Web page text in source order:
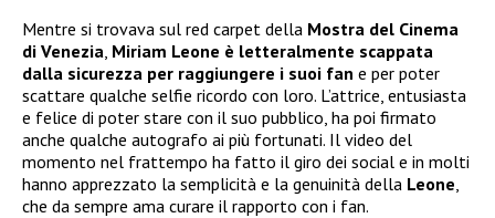
Mentre si trovava sul red carpet della Mostra del Cinema
di Venezia Miriam Leone è letteralmente scappata
dalla sicurezza per raggiungere i suoi fan e per poter
scattare qualche selfie ricordo con loro. L’attrice, entusiasta
e felice di poter stare con il suo pubblico, ha poi firmato
anche qualche autografo ai più fortunati. Il video del
momento nel frattempo ha fatto il giro dei social e in molti
hanno apprezzato la semplicità e la genuinità della Leone
che da sempre ama curare il rapporto con i fan.